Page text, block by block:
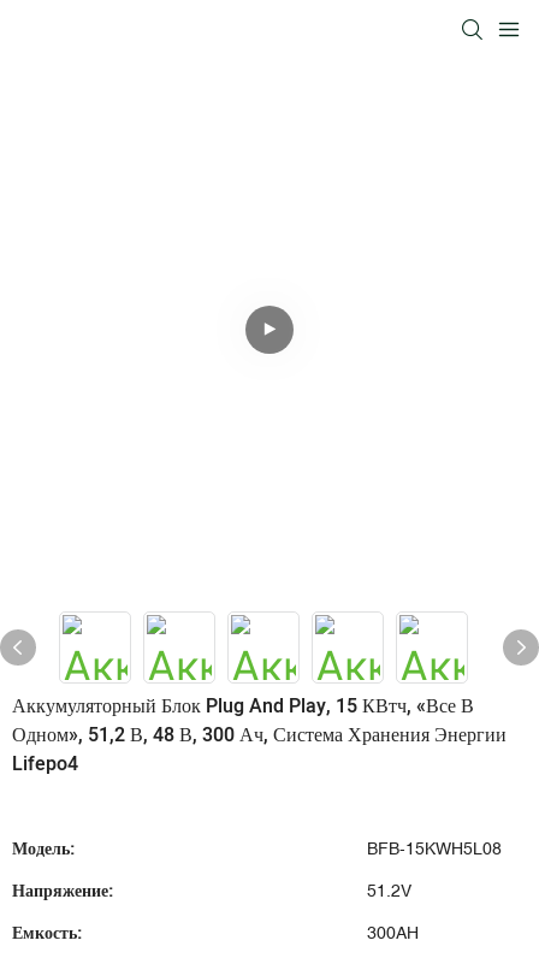
Аккумуляторный Блок Plug And Play, 15 КВтч, «все В
Одном», 51,2 В, 48 В, 300 Ач, Система Хранения Энергии
Lifepo4
Модель: BFB-15KWH5L08
Напряжение: 51.2V
Емкость: 300AH